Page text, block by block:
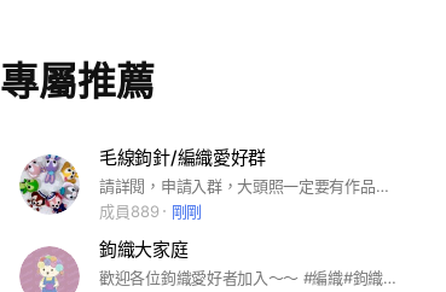
專屬推薦
毛線鉤針/編織愛好群
請詳閱，申請入群，大頭照一定要有作品照： 1.請放上作品照片 2. 不論新舊熟手，也是要放作品照( 沒作品可放工具，沒照片不能入群 ) 3.請回答相關介紹人或有加入的編織群組/ 社團名稱( 沒有沒關係，有的話加速入群 ) 請先仔細回覆問題，如回答不完全，未放照片或放不相關照片將直接刪除申請 #吉友 #吉伊卡哇 #鉤針 #鉤織 #毛線 #手工 #創作 歡迎喜歡毛線、鉤針、編織的同好互相彼此交流、打發時間。 我們不定時會舉辦活動，歡迎喜歡熱鬧的人一起玩編織。 注意：這裡以交流為主，不是教學群。 入群後請保持禮貌，於指定時間完成自我介紹 大家都很熱情，也希望加入的人一起同樂 廣告詐騙太多，入群審核嚴格，還請配合
成員889
剛剛
鉤織大家庭
歡迎各位鉤織愛好者加入～～ #編織#鉤織#毛線#鉤針